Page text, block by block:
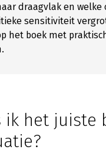
draagvlak en welke
sensitiviteit
het boek met
ik het juiste